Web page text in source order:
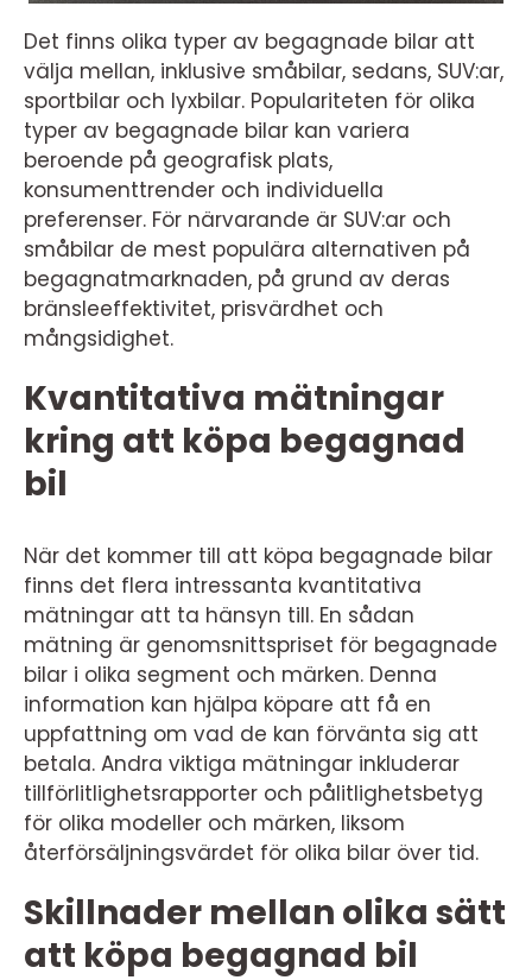
Det finns olika typer av begagnade bilar att
välja mellan, inklusive småbilar, sedans, SUV:ar,
sportbilar och lyxbilar. Populariteten för olika
typer av begagnade bilar kan variera
beroende på geografisk plats,
konsumenttrender och individuella
preferenser. För närvarande är SUV:ar och
småbilar de mest populära alternativen på
begagnatmarknaden, på grund av deras
bränsleeffektivitet, prisvärdhet och
mångsidighet.
Kvantitativa mätningar
kring att köpa begagnad
bil
När det kommer till att köpa begagnade bilar
finns det flera intressanta kvantitativa
mätningar att ta hänsyn till. En sådan
mätning är genomsnittspriset för begagnade
bilar i olika segment och märken. Denna
information kan hjälpa köpare att få en
uppfattning om vad de kan förvänta sig att
betala. Andra viktiga mätningar inkluderar
tillförlitlighetsrapporter och pålitlighetsbetyg
för olika modeller och märken, liksom
återförsäljningsvärdet för olika bilar över tid.
Skillnader mellan olika sätt
att köpa begagnad bil